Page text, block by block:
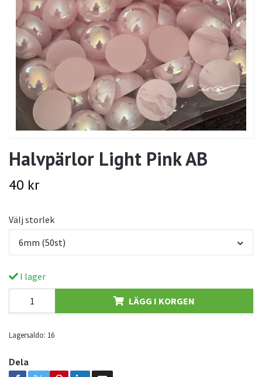
Halvpärlor Light Pink AB
40 kr
Välj storlek
6mm (50st)
I lager
LÄGG I KORGEN
Lagersaldo: 16
Dela